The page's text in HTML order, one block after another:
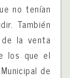
no tenían
También
la venta
los que el
de